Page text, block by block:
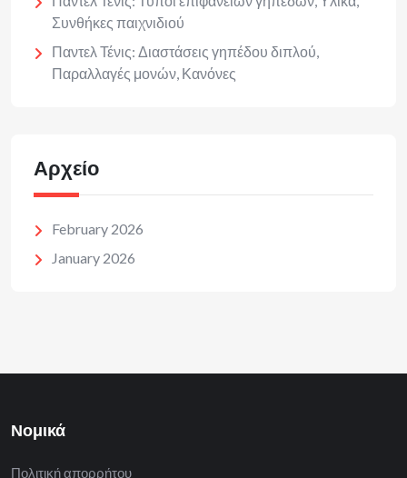
Συνθήκες παιχνιδιού
Παντελ Τένις: Διαστάσεις γηπέδου διπλού,
Παραλλαγές μονών, Κανόνες
Αρχείο
February 2026
January 2026
Νομικά
Πολιτική απορρήτου